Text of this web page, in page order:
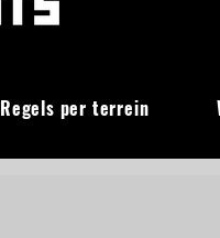
Regels per terrein